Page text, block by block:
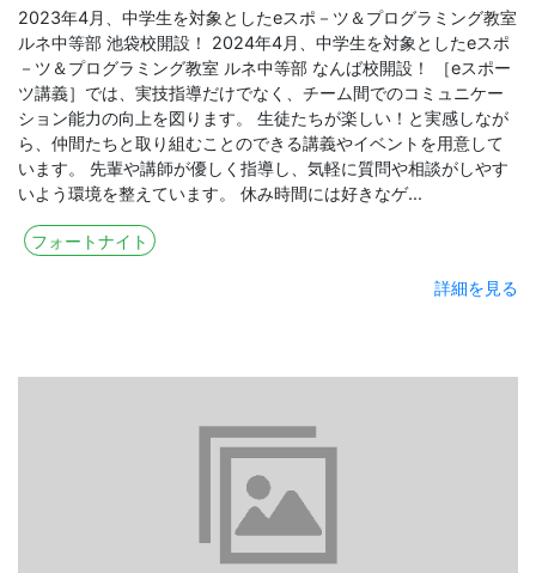
2023年4月、中学生を対象としたeスポ－ツ＆プログラミング教室
ルネ中等部 池袋校開設！ 2024年4月、中学生を対象としたeスポ
－ツ＆プログラミング教室 ルネ中等部 なんば校開設！ ［eスポー
ツ講義］では、実技指導だけでなく、チーム間でのコミュニケー
ション能力の向上を図ります。 生徒たちが楽しい！と実感しなが
ら、仲間たちと取り組むことのできる講義やイベントを用意して
います。 先輩や講師が優しく指導し、気軽に質問や相談がしやす
いよう環境を整えています。 休み時間には好きなゲ...
フォートナイト
詳細を見る